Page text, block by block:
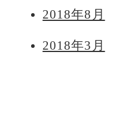
2018年8月
2018年3月